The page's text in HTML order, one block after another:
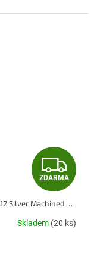
Z
D
A
ZDARMA
Alu kola Japan Racing JR36 18x8 ET45 5x112 Silver Machined Face
Skladem (20 ks)